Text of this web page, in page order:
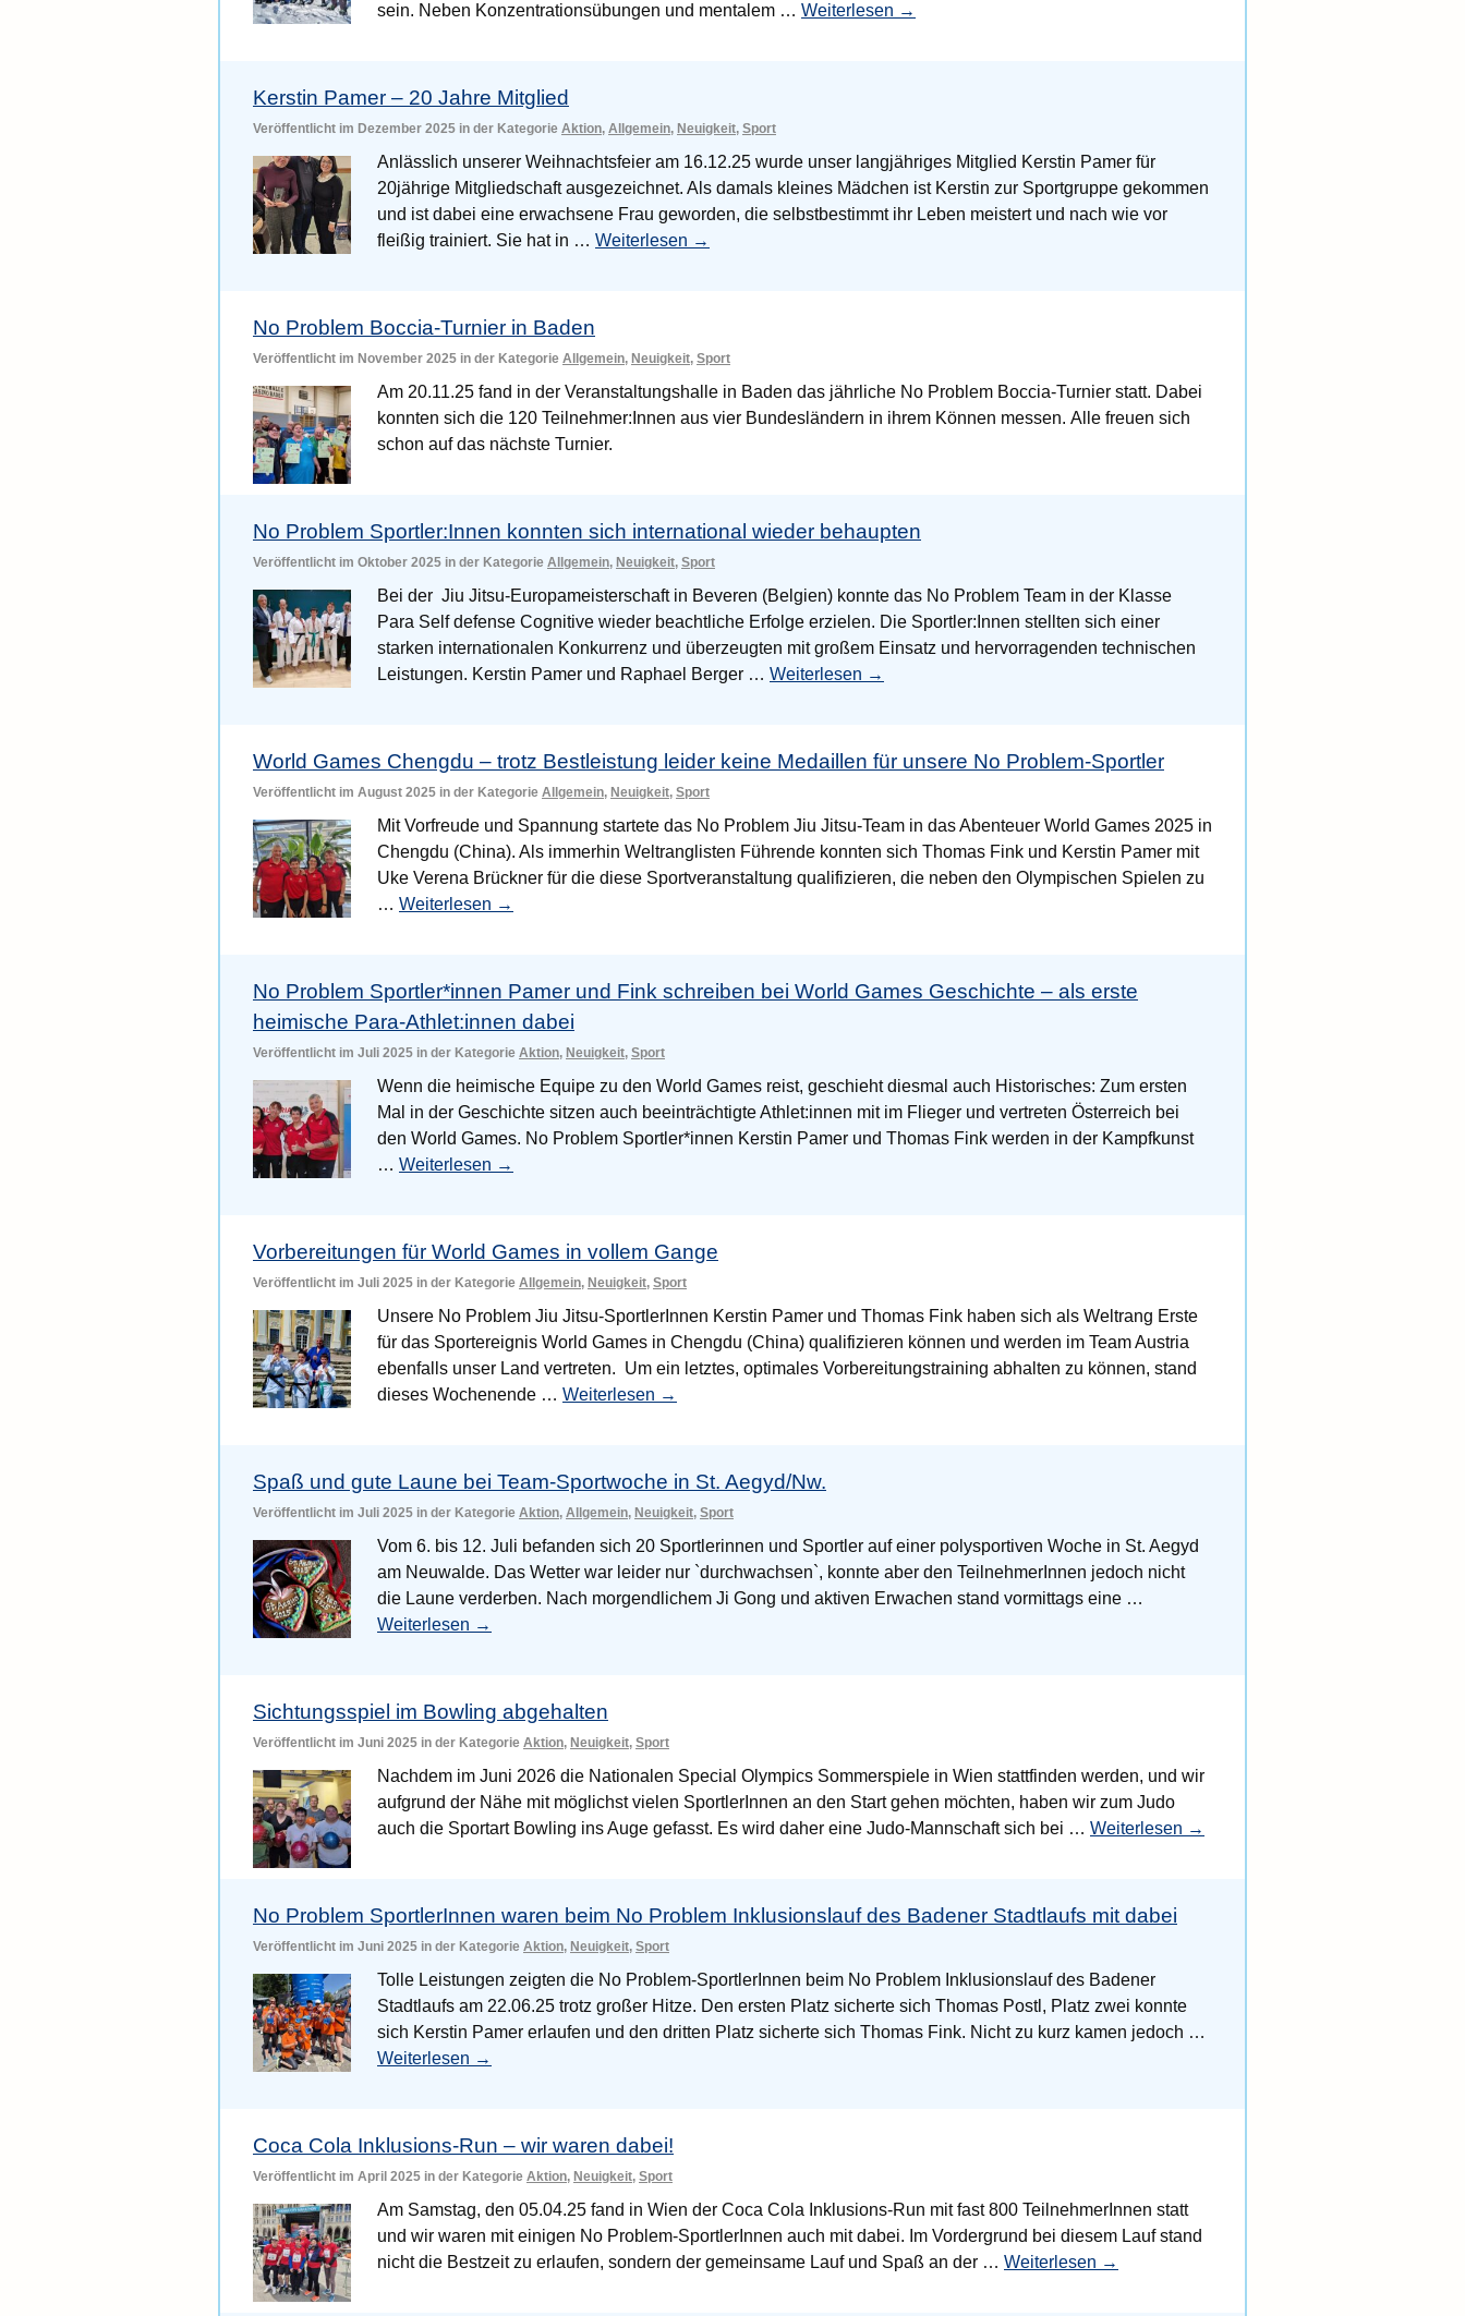
sein. Neben Konzentrationsübungen und mentalem … Weiterlesen →
Kerstin Pamer – 20 Jahre Mitglied
Veröffentlicht im Dezember 2025 in der Kategorie Aktion, Allgemein, Neuigkeit, Sport
Anlässlich unserer Weihnachtsfeier am 16.12.25 wurde unser langjähriges Mitglied Kerstin Pamer für
20jährige Mitgliedschaft ausgezeichnet. Als damals kleines Mädchen ist Kerstin zur Sportgruppe gekommen
und ist dabei eine erwachsene Frau geworden, die selbstbestimmt ihr Leben meistert und nach wie vor
fleißig trainiert. Sie hat in … Weiterlesen →
No Problem Boccia-Turnier in Baden
Veröffentlicht im November 2025 in der Kategorie Allgemein, Neuigkeit, Sport
Am 20.11.25 fand in der Veranstaltungshalle in Baden das jährliche No Problem Boccia-Turnier statt. Dabei
konnten sich die 120 Teilnehmer:Innen aus vier Bundesländern in ihrem Können messen. Alle freuen sich
schon auf das nächste Turnier.
No Problem Sportler:Innen konnten sich international wieder behaupten
Veröffentlicht im Oktober 2025 in der Kategorie Allgemein, Neuigkeit, Sport
Bei der Jiu Jitsu-Europameisterschaft in Beveren (Belgien) konnte das No Problem Team in der Klasse
Para Self defense Cognitive wieder beachtliche Erfolge erzielen. Die Sportler:Innen stellten sich einer
starken internationalen Konkurrenz und überzeugten mit großem Einsatz und hervorragenden technischen
Leistungen. Kerstin Pamer und Raphael Berger … Weiterlesen →
World Games Chengdu – trotz Bestleistung leider keine Medaillen für unsere No Problem-Sportler
Veröffentlicht im August 2025 in der Kategorie Allgemein, Neuigkeit, Sport
Mit Vorfreude und Spannung startete das No Problem Jiu Jitsu-Team in das Abenteuer World Games 2025 in
Chengdu (China). Als immerhin Weltranglisten Führende konnten sich Thomas Fink und Kerstin Pamer mit
Uke Verena Brückner für die diese Sportveranstaltung qualifizieren, die neben den Olympischen Spielen zu
… Weiterlesen →
No Problem Sportler*innen Pamer und Fink schreiben bei World Games Geschichte – als erste
heimische Para-Athlet:innen dabei
Veröffentlicht im Juli 2025 in der Kategorie Aktion, Neuigkeit, Sport
Wenn die heimische Equipe zu den World Games reist, geschieht diesmal auch Historisches: Zum ersten
Mal in der Geschichte sitzen auch beeinträchtigte Athlet:innen mit im Flieger und vertreten Österreich bei
den World Games. No Problem Sportler*innen Kerstin Pamer und Thomas Fink werden in der Kampfkunst
… Weiterlesen →
Vorbereitungen für World Games in vollem Gange
Veröffentlicht im Juli 2025 in der Kategorie Allgemein, Neuigkeit, Sport
Unsere No Problem Jiu Jitsu-SportlerInnen Kerstin Pamer und Thomas Fink haben sich als Weltrang Erste
für das Sportereignis World Games in Chengdu (China) qualifizieren können und werden im Team Austria
ebenfalls unser Land vertreten. Um ein letztes, optimales Vorbereitungstraining abhalten zu können, stand
dieses Wochenende … Weiterlesen →
Spaß und gute Laune bei Team-Sportwoche in St. Aegyd/Nw.
Veröffentlicht im Juli 2025 in der Kategorie Aktion, Allgemein, Neuigkeit, Sport
Vom 6. bis 12. Juli befanden sich 20 Sportlerinnen und Sportler auf einer polysportiven Woche in St. Aegyd
am Neuwalde. Das Wetter war leider nur `durchwachsen`, konnte aber den TeilnehmerInnen jedoch nicht
die Laune verderben. Nach morgendlichem Ji Gong und aktiven Erwachen stand vormittags eine …
Weiterlesen →
Sichtungsspiel im Bowling abgehalten
Veröffentlicht im Juni 2025 in der Kategorie Aktion, Neuigkeit, Sport
Nachdem im Juni 2026 die Nationalen Special Olympics Sommerspiele in Wien stattfinden werden, und wir
aufgrund der Nähe mit möglichst vielen SportlerInnen an den Start gehen möchten, haben wir zum Judo
auch die Sportart Bowling ins Auge gefasst. Es wird daher eine Judo-Mannschaft sich bei … Weiterlesen →
No Problem SportlerInnen waren beim No Problem Inklusionslauf des Badener Stadtlaufs mit dabei
Veröffentlicht im Juni 2025 in der Kategorie Aktion, Neuigkeit, Sport
Tolle Leistungen zeigten die No Problem-SportlerInnen beim No Problem Inklusionslauf des Badener
Stadtlaufs am 22.06.25 trotz großer Hitze. Den ersten Platz sicherte sich Thomas Postl, Platz zwei konnte
sich Kerstin Pamer erlaufen und den dritten Platz sicherte sich Thomas Fink. Nicht zu kurz kamen jedoch …
Weiterlesen →
Coca Cola Inklusions-Run – wir waren dabei!
Veröffentlicht im April 2025 in der Kategorie Aktion, Neuigkeit, Sport
Am Samstag, den 05.04.25 fand in Wien der Coca Cola Inklusions-Run mit fast 800 TeilnehmerInnen statt
und wir waren mit einigen No Problem-SportlerInnen auch mit dabei. Im Vordergrund bei diesem Lauf stand
nicht die Bestzeit zu erlaufen, sondern der gemeinsame Lauf und Spaß an der … Weiterlesen →